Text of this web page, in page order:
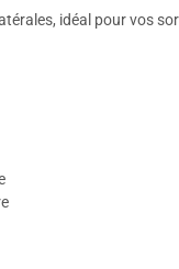
idéal pour vos